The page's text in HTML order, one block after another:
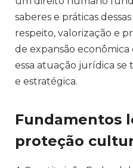
saberes e práticas
respeito, valorização e
de expansão econômica
essa atuação jurídica
e estratégica.
Fundamentos
proteção